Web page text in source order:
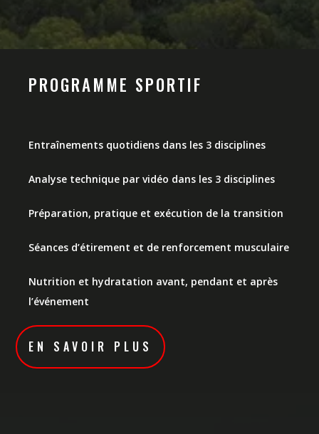
PROGRAMME SPORTIF
Entraînements quotidiens dans les 3 disciplines
Analyse technique par vidéo dans les 3 disciplines
Préparation, pratique et exécution de la transition
Séances d’étirement et de renforcement musculaire
Nutrition et hydratation avant, pendant et après
l’événement
EN SAVOIR PLUS